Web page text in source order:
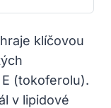
klíčovou
(tokoferolu).
v lipidové